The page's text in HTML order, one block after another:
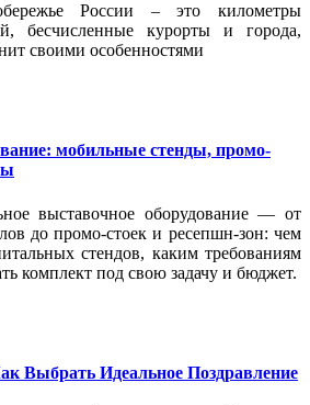
России – это километры
бесчисленные курорты и города,
своими особенностями
мобильные стенды, промо-
выставочное оборудование — от
до промо-стоек и ресепшн-зон: чем
стендов, каким требованиям
комплект под свою задачу и бюджет.
Выбрать Идеальное Поздравление